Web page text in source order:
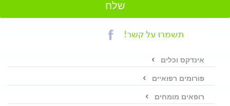
שלח
תשמרו על קשר!
אינדקס וכלים
פורומים רפואיים
רופאים מומחים